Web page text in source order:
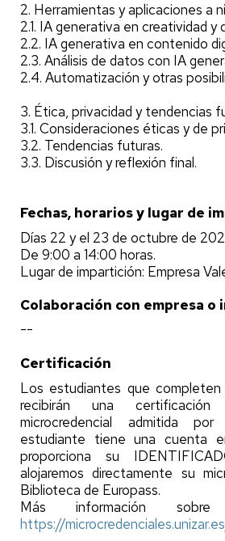
2. Herramientas y aplicaciones a
2.1. IA generativa en creatividad y
2.2. IA generativa en contenido
2.3. Análisis de datos con IA
2.4. Automatización y otras
3. Ética, privacidad y tendencias
3.1. Consideraciones éticas y de
3.2. Tendencias futuras.
3.3. Discusión y reflexión final.
Fechas, horarios y lugar de
Días 22 y el 23 de octubre de
De 9:00 a 14:00 horas.
Lugar de impartición: Empresa
Colaboración con empresa
--
Certificación
Los estudiantes que
recibirán una
microcredencial admitida
estudiante tiene una cuenta
proporciona su
alojaremos directamente su
Biblioteca de Europass.
Más información
https://